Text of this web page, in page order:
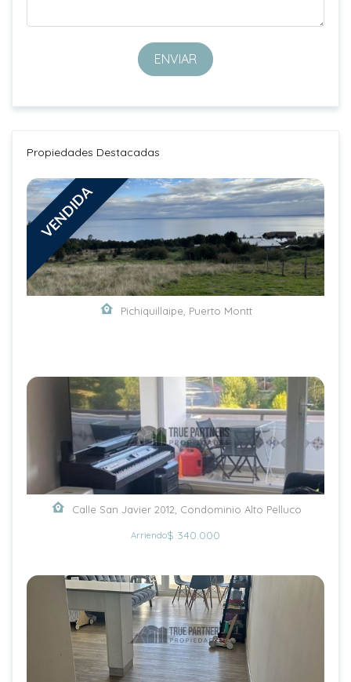
ENVIAR
Propiedades Destacadas
VENDIDA
Pichiquillaipe, Puerto Montt
Calle San Javier 2012, Condominio Alto Pelluco
Arriendo$ 340.000